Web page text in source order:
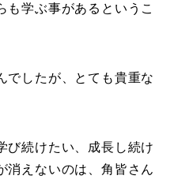
も学ぶ事があるというこ
でしたが、とても貴重な
び続けたい、成長し続け
消えないのは、角皆さん